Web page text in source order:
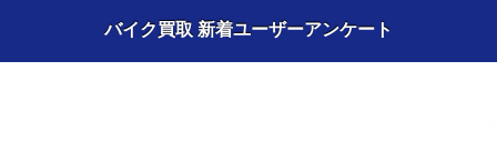
バイク買取 新着ユーザーアンケート